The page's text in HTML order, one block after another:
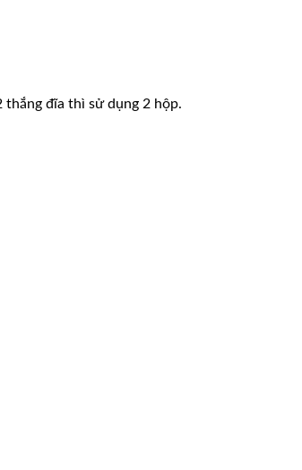
thắng đĩa thì sử dụng 2 hộp.